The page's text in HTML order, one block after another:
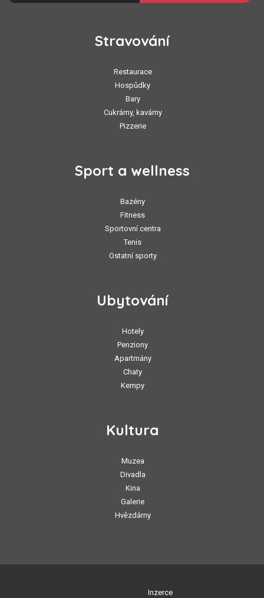
Stravování
Restaurace
Hospůdky
Bary
Cukrárny, kavárny
Pizzerie
Sport a wellness
Bazény
Fitness
Sportovní centra
Tenis
Ostatní sporty
Ubytování
Hotely
Penziony
Apartmány
Chaty
Kempy
Kultura
Muzea
Divadla
Kina
Galerie
Hvězdárny
Inzerce